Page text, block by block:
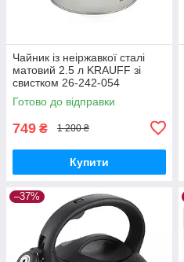
Чайник із неіржавкої сталі
матовий 2.5 л KRAUFF зі
свистком 26-242-054
Готово до відправки
749 ₴ 1 200 ₴
Купити
–37%